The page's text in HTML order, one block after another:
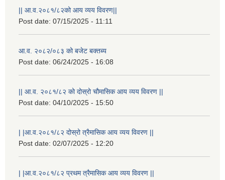
|| आ.व.२०८१/८२को आय व्यय विवरण||
Post date: 07/15/2025 - 11:11
आ.व. २०८२/०८३ को बजेट बक्तब्य
Post date: 06/24/2025 - 16:08
|| आ.व. २०८१/८२ को दोस्रो चौमासिक आय व्यय विवरण ||
Post date: 04/10/2025 - 15:50
| |आ.व.२०८१/८२ दोस्रो त्रैमासिक आय व्यय विवरण ||
Post date: 02/07/2025 - 12:20
| |आ.व.२०८१/८२ प्रथम त्रैमासिक आय व्यय विवरण ||